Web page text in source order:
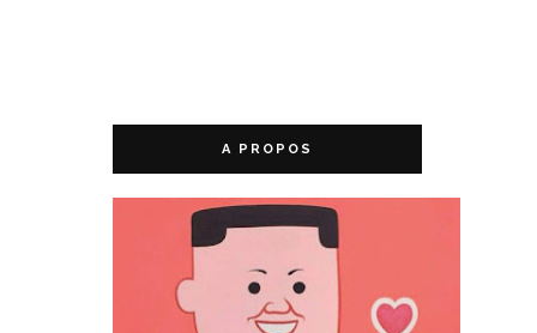
A PROPOS